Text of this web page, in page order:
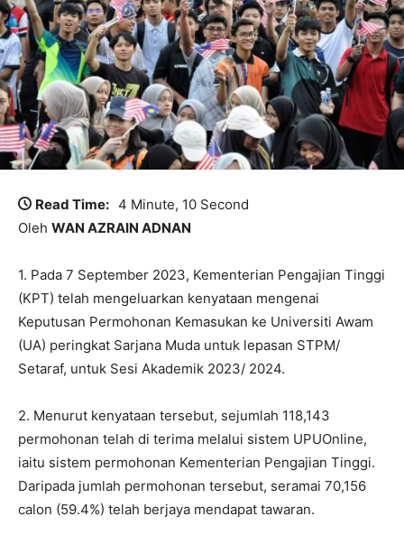
Read Time: 4 Minute, 10 Second
Oleh WAN AZRAIN ADNAN
1. Pada 7 September 2023, Kementerian Pengajian Tinggi
(KPT) telah mengeluarkan kenyataan mengenai
Keputusan Permohonan Kemasukan ke Universiti Awam
(UA) peringkat Sarjana Muda untuk lepasan STPM/
Setaraf, untuk Sesi Akademik 2023/ 2024.
2. Menurut kenyataan tersebut, sejumlah 118,143
permohonan telah di terima melalui sistem UPUOnline,
iaitu sistem permohonan Kementerian Pengajian Tinggi.
Daripada jumlah permohonan tersebut, seramai 70,156
calon (59.4%) telah berjaya mendapat tawaran.